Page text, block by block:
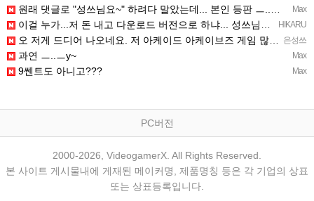
Max
원래 댓글로 "성쓰님요~" 하려다 말았는데... 본인 등판 ㅡ..ㅡy~
HIKARU
이걸 누가...저 돈 내고 다운로드 버전으로 하냐... 성쓰님이 계셨다!!!...
은성쓰
오 저게 드디어 나오네요. 저 아케이드 아케이브즈 게임 많이 샀는데요 ㅎㅎㅎ
Max
과연 ㅡ..ㅡy~
Max
9쎈트도 아니고???
PC버전
2000-2026, VideogamerX. All Rights Reserved.
본 사이트 게시물내에 게재된 메이커명, 제품명칭 등은 각 기업의 상표
또는 상표등록입니다.